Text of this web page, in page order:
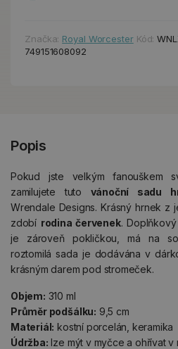
Značka: Royal Worcester Kód:
749151608092
Popis
Pokud jste velkým fanouškem
zamilujete tuto vánoční sadu
Wrendale Designs. Krásný hrnek z
zdobí rodina červenek.
je zároveň pokličkou, má na
roztomilá sada je dodávána v
krásným darem pod stromeček.
Objem: 310 ml
Průměr podšálku: 9,5 cm
Materiál: kostní porcelán, keramika
Údržba: lze mýt v myčce a ohřívat v